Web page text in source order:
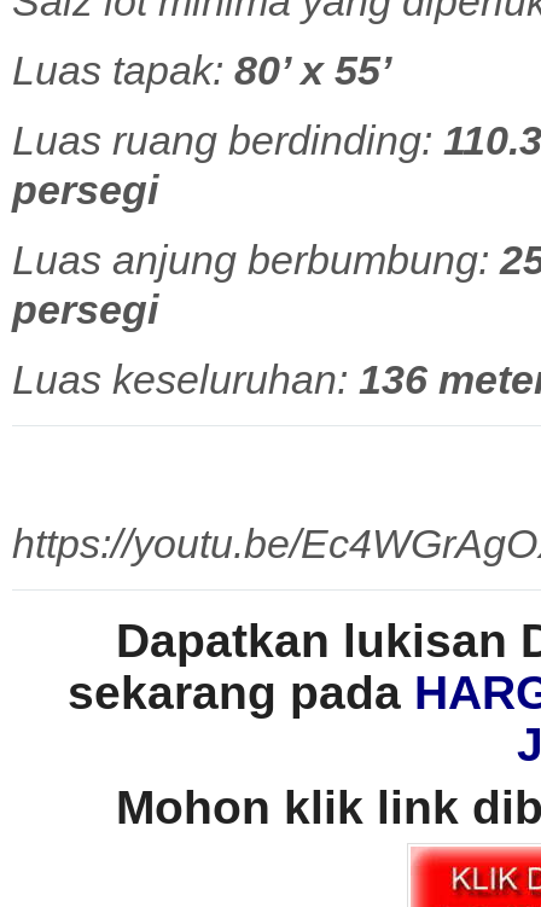
Luas tapak: 80’ x 55’
Luas ruang berdinding:
persegi
Luas anjung berbumbung:
persegi
Luas keseluruhan: 136
https://youtu.be/
Dapatkan lukisan
sekarang pada
Mohon klik link